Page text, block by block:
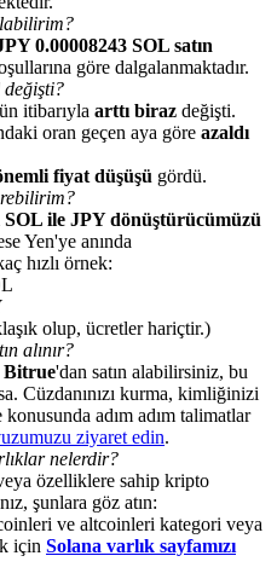
kazan
25000 USDT prize pool!
0.00008243 SOL satın
göre dalgalanmaktadır.
değişti?
itibarıyla arttı biraz değişti.
oran geçen aya göre azaldı
fiyat düşüşü gördü.
SOL ile JPY dönüştürücümüzü
Yen'ye anında
hızlı örnek:
olup, ücretler hariçtir.)
alınır?
Bitrue'dan satın alabilirsiniz, bu
Cüzdanınızı kurma, kimliğinizi
adım adım talimatlar
ziyaret edin.
nelerdir?
özelliklere sahip kripto
şunlara göz atın:
ve altcoinleri kategori veya
için Solana varlık sayfamızı